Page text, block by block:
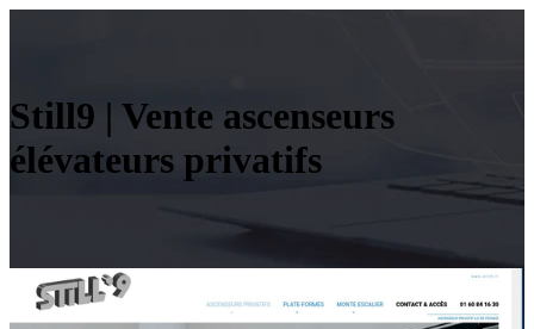
Still9 | Vente ascenseurs
élévateurs privatifs